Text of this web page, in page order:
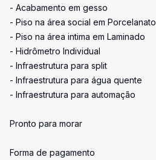
- Acabamento em gesso
- Piso na área social em Porcelanato
- Piso na área intima em Laminado
- Hidrômetro Individual
- Infraestrutura para split
- Infraestrutura para água quente
- Infraestrutura para automação
Pronto para morar
Forma de pagamento